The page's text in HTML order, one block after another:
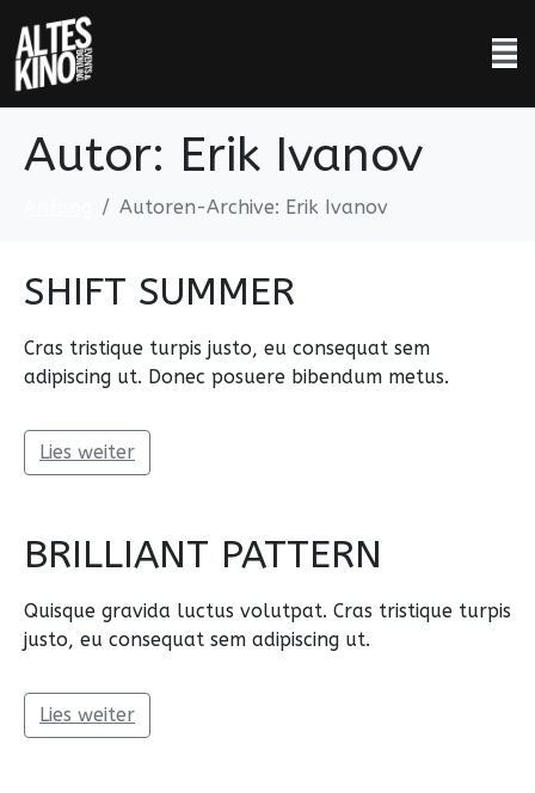
Autor: Erik Ivanov
Autoren-Archive: Erik Ivanov
SHIFT SUMMER
Cras tristique turpis justo, eu consequat sem
adipiscing ut. Donec posuere bibendum metus.
Lies weiter
BRILLIANT PATTERN
Quisque gravida luctus volutpat. Cras tristique turpis
justo, eu consequat sem adipiscing ut.
Lies weiter